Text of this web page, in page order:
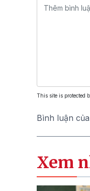
This site is protected
Bình luận
Xem